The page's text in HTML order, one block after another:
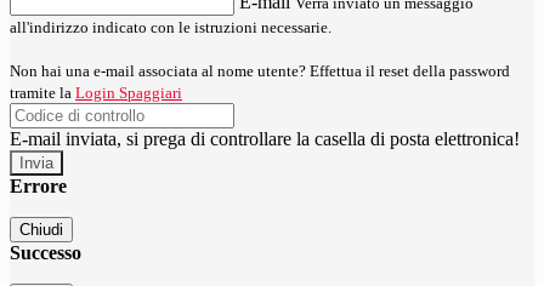
all'indirizzo indicato con le istruzioni necessarie.
Non hai una e-mail associata al nome utente? Effettua il reset della password
tramite la Login Spaggiari
E-mail inviata, si prega di controllare la casella di posta elettronica!
Errore
Chiudi
Successo